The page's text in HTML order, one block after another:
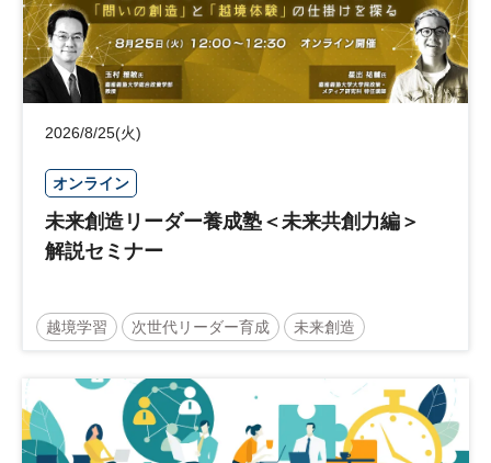
2026/8/25(火)
オンライン
未来創造リーダー養成塾＜未来共創力編＞
解説セミナー
越境学習 次世代リーダー育成 未来創造
日経オンラインセミナー